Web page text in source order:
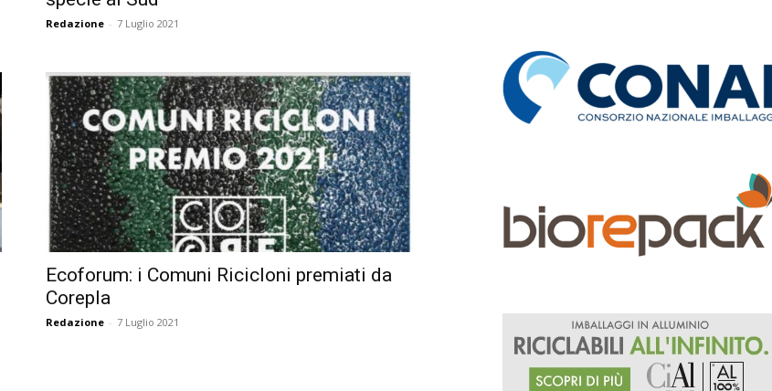
Redazione - 7 Luglio 2021
Ecoforum: i Comuni Ricicloni premiati da
Corepla
Redazione - 7 Luglio 2021